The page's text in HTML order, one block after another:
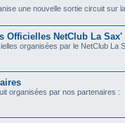
une nouvelle sortie circuit sur
Officielles NetClub La Sax'
organisées par le NetClub La
organisées par nos partenaires :